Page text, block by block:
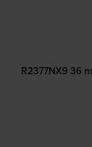
R2377NX9 36